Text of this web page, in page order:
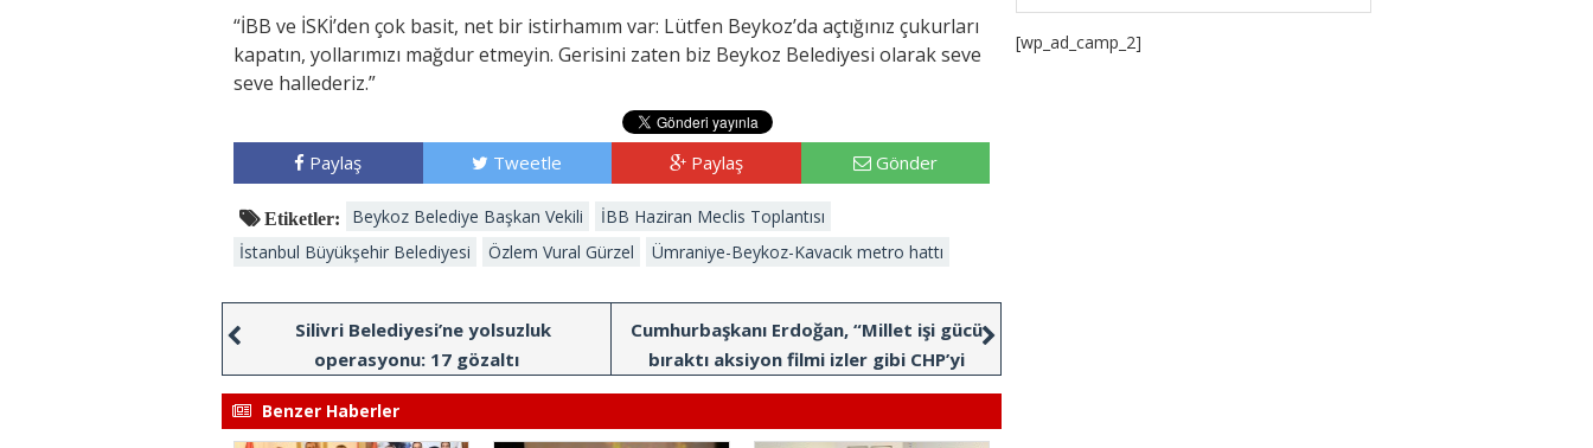
“İBB ve İSKİ’den çok basit, net bir istirhamım var: Lütfen Beykoz’da açtığınız çukurları
kapatın, yollarımızı mağdur etmeyin. Gerisini zaten biz Beykoz Belediyesi olarak seve
seve hallederiz.”
Paylaş Tweetle Paylaş Gönder
Etiketler: Beykoz Belediye Başkan Vekili
İBB Haziran Meclis Toplantısı
İstanbul Büyükşehir Belediyesi
Özlem Vural Gürzel Ümraniye-Beykoz-Kavacık metro hattı
Silivri Belediyesi’ne yolsuzluk
operasyonu: 17 gözaltı
Cumhurbaşkanı Erdoğan, “Millet işi gücü
bıraktı aksiyon filmi izler gibi CHP’yi
izliyor, sanki dövüş kulübü”
Benzer Haberler
[wp_ad_camp_2]